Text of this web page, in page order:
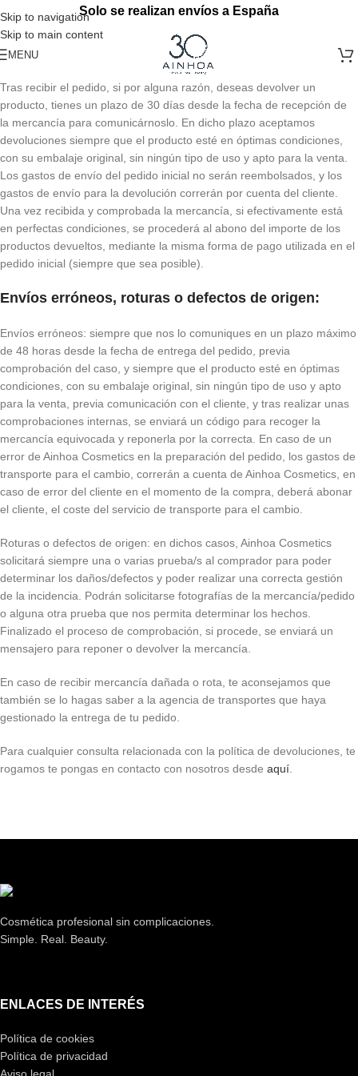
Skip to navigation
Skip to main content
Solo se realizan envíos a España
MENU
Tras recibir el pedido, si por alguna razón, deseas devolver un
producto, tienes un plazo de 30 días desde la fecha de recepción de
la mercancía para comunicárnoslo. En dicho plazo aceptamos
devoluciones siempre que el producto esté en óptimas condiciones,
con su embalaje original, sin ningún tipo de uso y apto para la venta.
Los gastos de envío del pedido inicial no serán reembolsados, y los
gastos de envío para la devolución correrán por cuenta del cliente.
Una vez recibida y comprobada la mercancía, si efectivamente está
en perfectas condiciones, se procederá al abono del importe de los
productos devueltos, mediante la misma forma de pago utilizada en el
pedido inicial (siempre que sea posible).
Envíos erróneos, roturas o defectos de origen:
Envíos erróneos: siempre que nos lo comuniques en un plazo máximo
de 48 horas desde la fecha de entrega del pedido, previa
comprobación del caso, y siempre que el producto esté en óptimas
condiciones, con su embalaje original, sin ningún tipo de uso y apto
para la venta, previa comunicación con el cliente, y tras realizar unas
comprobaciones internas, se enviará un código para recoger la
mercancía equivocada y reponerla por la correcta. En caso de un
error de Ainhoa Cosmetics en la preparación del pedido, los gastos de
transporte para el cambio, correrán a cuenta de Ainhoa Cosmetics, en
caso de error del cliente en el momento de la compra, deberá abonar
el cliente, el coste del servicio de transporte para el cambio.
Roturas o defectos de origen: en dichos casos, Ainhoa Cosmetics
solicitará siempre una o varias prueba/s al comprador para poder
determinar los daños/defectos y poder realizar una correcta gestión
de la incidencia. Podrán solicitarse fotografías de la mercancía/pedido
o alguna otra prueba que nos permita determinar los hechos.
Finalizado el proceso de comprobación, si procede, se enviará un
mensajero para reponer o devolver la mercancía.
En caso de recibir mercancía dañada o rota, te aconsejamos que
también se lo hagas saber a la agencia de transportes que haya
gestionado la entrega de tu pedido.
Para cualquier consulta relacionada con la política de devoluciones, te
rogamos te pongas en contacto con nosotros desde aquí
Cosmética profesional sin complicaciones.
Simple. Real. Beauty.
ENLACES DE INTERÉS
Política de cookies
Política de privacidad